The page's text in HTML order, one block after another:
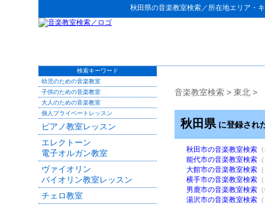
秋田県の音楽教室検索／所在地エリア・
音楽教室検索 > 東北 >
秋田県 に登録され
秋田市の音楽教室検索
能代市の音楽教室検索
大館市の音楽教室検索
横手市の音楽教室検索
男鹿市の音楽教室検索
湯沢市の音楽教室検索
検索キーワード
幼児のための音楽教室
子供のための音楽教室
大人のための音楽教室
個人プライベートレッスン
ピアノ教室レッスン
エレクトーン
電子オルガン教室
ヴァイオリン
バイオリン教室レッスン
チェロ教室